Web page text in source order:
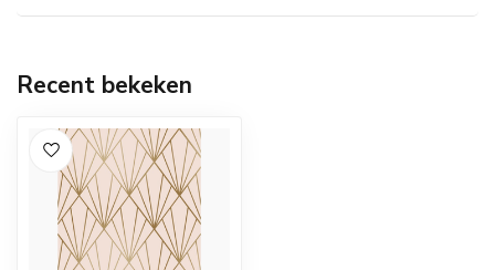
Recent bekeken